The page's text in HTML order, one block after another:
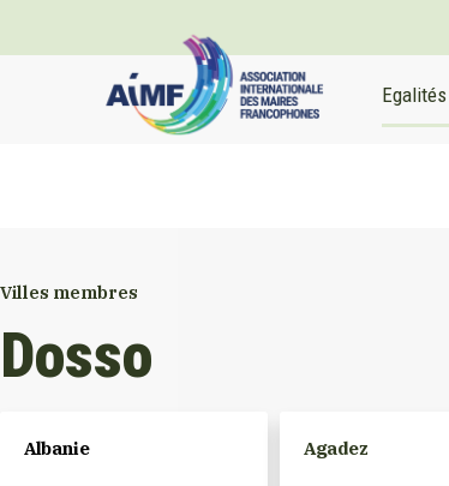
Egalités
Villes membres
Dosso
Albanie Agadez